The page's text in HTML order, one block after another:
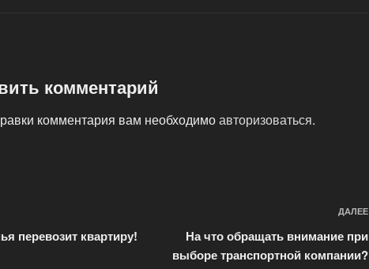
комментарий
комментария вам необходимоавторизоваться.
перевозит квартиру!
ДАЛЕЕ
На что обращать внимание при
выборе транспортной компании?